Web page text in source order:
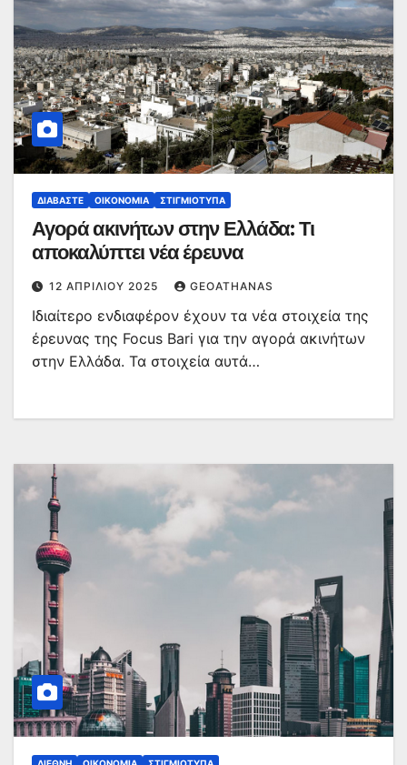
ΔΙΑΒΆΣΤΕ ΟΙΚΟΝΟΜΊΑ ΣΤΙΓΜΙΌΤΥΠΑ
Αγορά ακινήτων στην Ελλάδα: Τι
αποκαλύπτει νέα έρευνα
12 ΑΠΡΙΛΊΟΥ 2025 GEOATHANAS
Ιδιαίτερο ενδιαφέρον έχουν τα νέα στοιχεία της
έρευνας της Focus Bari για την αγορά ακινήτων
στην Ελλάδα. Τα στοιχεία αυτά…